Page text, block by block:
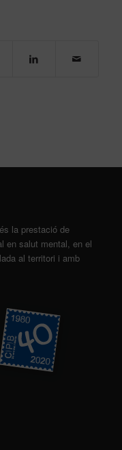
la prestació de
en salut mental, en el
al territori i amb